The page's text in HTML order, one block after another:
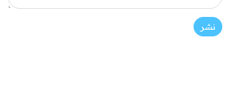
نشر